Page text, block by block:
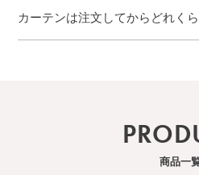
カーテンは注文してからどれく
商品一